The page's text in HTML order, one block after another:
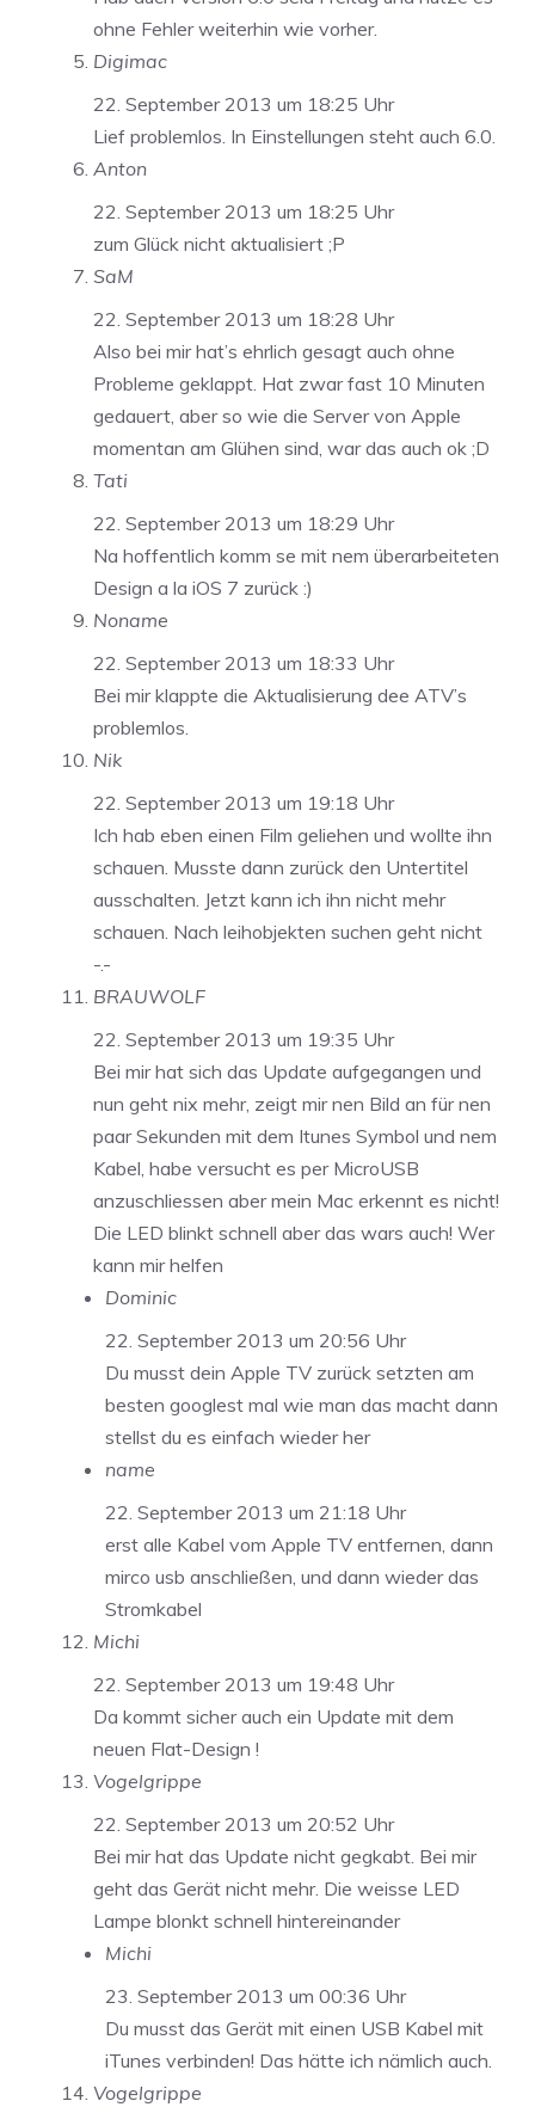
ohne Fehler weiterhin wie vorher.
Digimac
22. September 2013 um 18:25 Uhr
Lief problemlos. In Einstellungen steht auch 6.0.
Anton
22. September 2013 um 18:25 Uhr
zum Glück nicht aktualisiert ;P
SaM
22. September 2013 um 18:28 Uhr
Also bei mir hat’s ehrlich gesagt auch ohne
Probleme geklappt. Hat zwar fast 10 Minuten
gedauert, aber so wie die Server von Apple
momentan am Glühen sind, war das auch ok ;D
Tati
22. September 2013 um 18:29 Uhr
Na hoffentlich komm se mit nem überarbeiteten
Design a la iOS 7 zurück :)
Noname
22. September 2013 um 18:33 Uhr
Bei mir klappte die Aktualisierung dee ATV’s
problemlos.
Nik
22. September 2013 um 19:18 Uhr
Ich hab eben einen Film geliehen und wollte ihn
schauen. Musste dann zurück den Untertitel
ausschalten. Jetzt kann ich ihn nicht mehr
schauen. Nach leihobjekten suchen geht nicht
-.-
BRAUWOLF
22. September 2013 um 19:35 Uhr
Bei mir hat sich das Update aufgegangen und
nun geht nix mehr, zeigt mir nen Bild an für nen
paar Sekunden mit dem Itunes Symbol und nem
Kabel, habe versucht es per MicroUSB
anzuschliessen aber mein Mac erkennt es nicht!
Die LED blinkt schnell aber das wars auch! Wer
kann mir helfen
Dominic
22. September 2013 um 20:56 Uhr
Du musst dein Apple TV zurück setzten am
besten googlest mal wie man das macht dann
stellst du es einfach wieder her
name
22. September 2013 um 21:18 Uhr
erst alle Kabel vom Apple TV entfernen, dann
mirco usb anschließen, und dann wieder das
Stromkabel
Michi
22. September 2013 um 19:48 Uhr
Da kommt sicher auch ein Update mit dem
neuen Flat-Design !
Vogelgrippe
22. September 2013 um 20:52 Uhr
Bei mir hat das Update nicht gegkabt. Bei mir
geht das Gerät nicht mehr. Die weisse LED
Lampe blonkt schnell hintereinander
Michi
23. September 2013 um 00:36 Uhr
Du musst das Gerät mit einen USB Kabel mit
iTunes verbinden! Das hätte ich nämlich auch.
Vogelgrippe